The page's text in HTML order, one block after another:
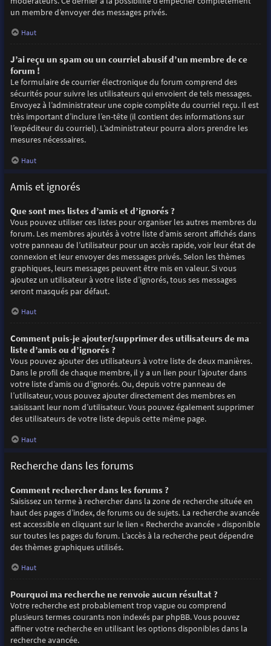
un membre d’envoyer des messages privés.
Haut
J’ai reçu un spam ou un courriel abusif d’un membre de ce
forum !
Le formulaire de courrier électronique du forum comprend des
sécurités pour suivre les utilisateurs qui envoient de tels messages.
Envoyez à l’administrateur une copie complète du courriel reçu. Il est
très important d’inclure l’en-tête (il contient des informations sur
l’expéditeur du courriel). L’administrateur pourra alors prendre les
mesures nécessaires.
Haut
Amis et ignorés
Que sont mes listes d’amis et d’ignorés ?
Vous pouvez utiliser ces listes pour organiser les autres membres du
forum. Les membres ajoutés à votre liste d’amis seront affichés dans
votre panneau de l’utilisateur pour un accès rapide, voir leur état de
connexion et leur envoyer des messages privés. Selon les thèmes
graphiques, leurs messages peuvent être mis en valeur. Si vous
ajoutez un utilisateur à votre liste d’ignorés, tous ses messages
seront masqués par défaut.
Haut
Comment puis-je ajouter/supprimer des utilisateurs de ma
liste d’amis ou d’ignorés ?
Vous pouvez ajouter des utilisateurs à votre liste de deux manières.
Dans le profil de chaque membre, il y a un lien pour l’ajouter dans
votre liste d’amis ou d’ignorés. Ou, depuis votre panneau de
l’utilisateur, vous pouvez ajouter directement des membres en
saisissant leur nom d’utilisateur. Vous pouvez également supprimer
des utilisateurs de votre liste depuis cette même page.
Haut
Recherche dans les forums
Comment rechercher dans les forums ?
Saisissez un terme à rechercher dans la zone de recherche située en
haut des pages d’index, de forums ou de sujets. La recherche avancée
est accessible en cliquant sur le lien « Recherche avancée » disponible
sur toutes les pages du forum. L’accès à la recherche peut dépendre
des thèmes graphiques utilisés.
Haut
Pourquoi ma recherche ne renvoie aucun résultat ?
Votre recherche est probablement trop vague ou comprend
plusieurs termes courants non indexés par phpBB. Vous pouvez
affiner votre recherche en utilisant les options disponibles dans la
recherche avancée.